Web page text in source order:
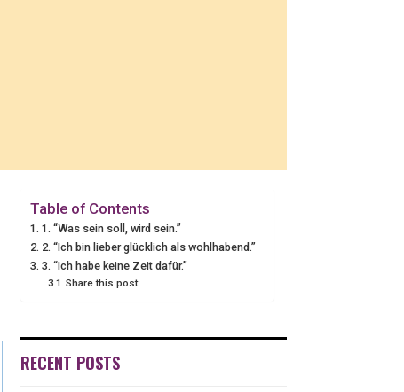
Table of Contents
1. “Was sein soll, wird sein.”
2. “Ich bin lieber glücklich als wohlhabend.”
3. “Ich habe keine Zeit dafür.”
Share this post:
RECENT POSTS